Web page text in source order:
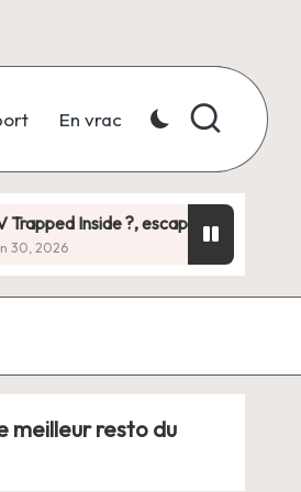
En vrac
Inside ?, escape game with
meilleur resto du